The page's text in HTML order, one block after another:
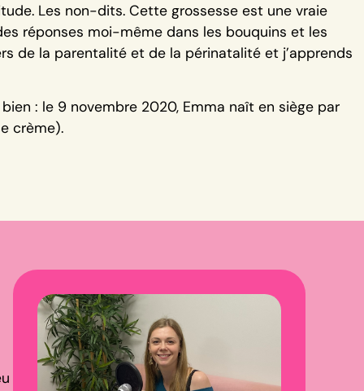
Les non-dits. Cette grossesse est une vraie
réponses moi-même dans les bouquins et les
de la parentalité et de la périnatalité et j’apprends
: le 9 novembre 2020, Emma naît en siège par
crème).